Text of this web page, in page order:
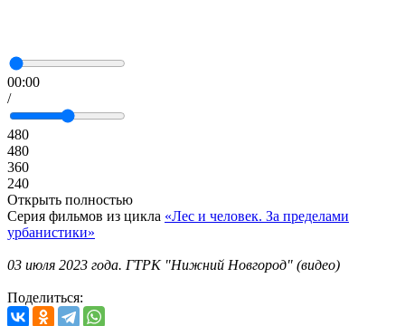
00:00
/
480
480
360
240
Открыть полностью
Серия фильмов из цикла «Лес и человек. За пределами
урбанистики»
03 июля 2023 года. ГТРК "Нижний Новгород" (видео)
Поделиться: